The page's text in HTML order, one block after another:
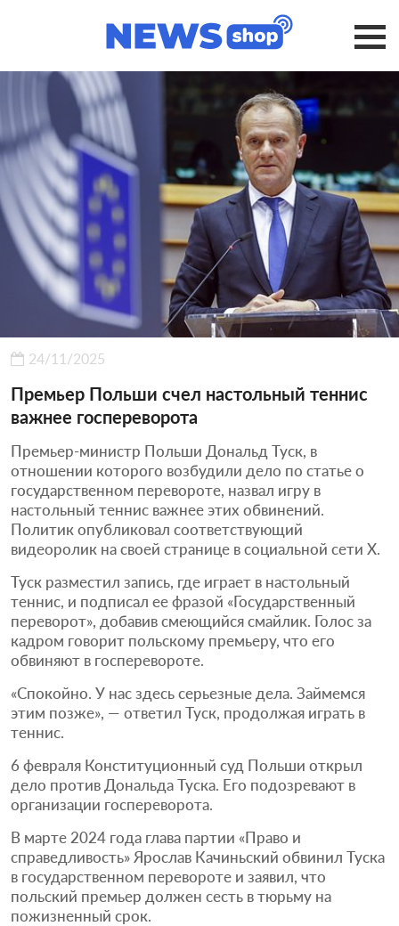
24/11/2025
Премьер Польши счел настольный теннис
важнее госпереворота
Премьер-министр Польши Дональд Туск, в
отношении которого возбудили дело по статье о
государственном перевороте, назвал игру в
настольный теннис важнее этих обвинений.
Политик опубликовал соответствующий
видеоролик на своей странице в социальной сети X.
Туск разместил запись, где играет в настольный
теннис, и подписал ее фразой «Государственный
переворот», добавив смеющийся смайлик. Голос за
кадром говорит польскому премьеру, что его
обвиняют в госперевороте.
«Спокойно. У нас здесь серьезные дела. Займемся
этим позже», — ответил Туск, продолжая играть в
теннис.
6 февраля Конституционный суд Польши открыл
дело против Дональда Туска. Его подозревают в
организации госпереворота.
В марте 2024 года глава партии «Право и
справедливость» Ярослав Качиньский обвинил Туска
в государственном перевороте и заявил, что
польский премьер должен сесть в тюрьму на
пожизненный срок.